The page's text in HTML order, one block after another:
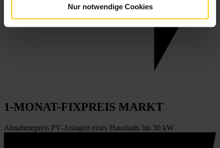
Nur notwendige Cookies
1-MONAT-FIXPREIS MARKT
Abnahmepreis PV-Anlagen eines Haushalts bis 30 kW